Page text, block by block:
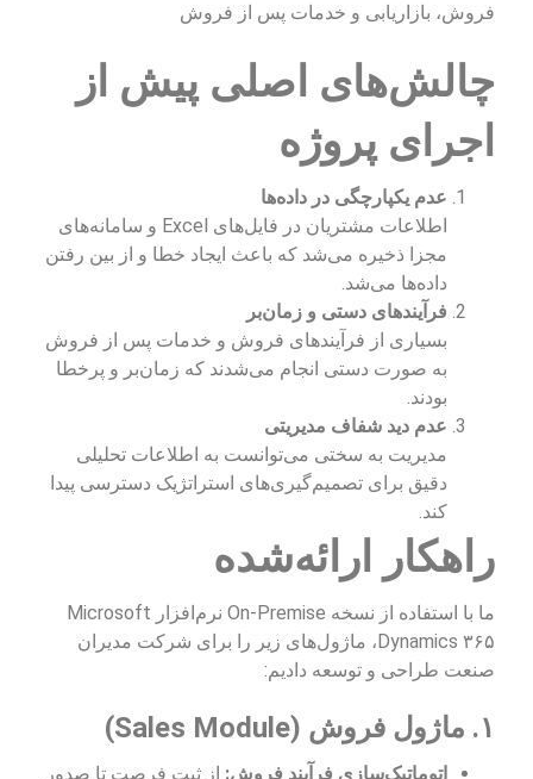
فروش، بازاریابی و خدمات پس از فروش
چالش‌های اصلی پیش از
اجرای پروژه
عدم یکپارچگی در داده‌ها
اطلاعات مشتریان در فایل‌های Excel و سامانه‌های
مجزا ذخیره می‌شد که باعث ایجاد خطا و از بین رفتن
داده‌ها می‌شد.
فرآیندهای دستی و زمان‌بر
بسیاری از فرآیندهای فروش و خدمات پس از فروش
به صورت دستی انجام می‌شدند که زمان‌بر و پرخطا
بودند.
عدم دید شفاف مدیریتی
مدیریت به سختی می‌توانست به اطلاعات تحلیلی
دقیق برای تصمیم‌گیری‌های استراتژیک دسترسی پیدا
کند.
راهکار ارائه‌شده
ما با استفاده از نسخه On-Premise نرم‌افزار Microsoft
Dynamics ۳۶۵، ماژول‌های زیر را برای شرکت مدیران
صنعت طراحی و توسعه دادیم:
۱. ماژول فروش (Sales Module)
اتوماتیک‌سازی فرآیند فروش: از ثبت فرصت تا صدور